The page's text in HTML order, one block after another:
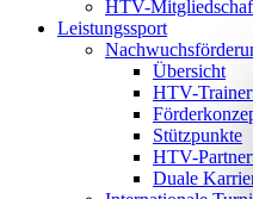
HTV-
Leistungssport
Übersicht
HTV-
Stützpunkte
HTV-
Duale